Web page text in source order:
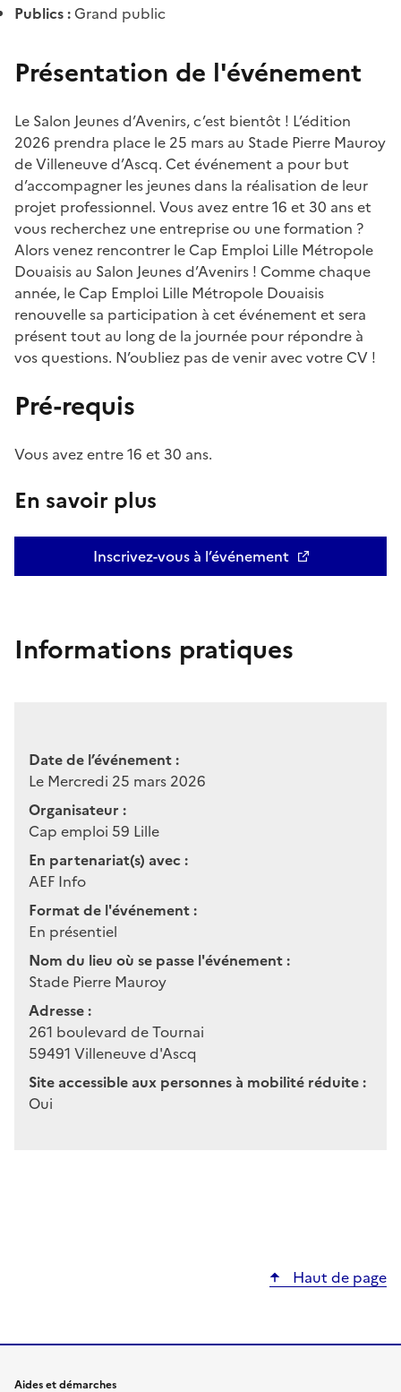
Publics :Grand public
Présentation de l'événement
Le Salon Jeunes d’Avenirs, c’est bientôt ! L’édition
2026 prendra place le 25 mars au Stade Pierre Mauroy
de Villeneuve d’Ascq. Cet événement a pour but
d’accompagner les jeunes dans la réalisation de leur
projet professionnel. Vous avez entre 16 et 30 ans et
vous recherchez une entreprise ou une formation ?
Alors venez rencontrer le Cap Emploi Lille Métropole
Douaisis au Salon Jeunes d’Avenirs ! Comme chaque
année, le Cap Emploi Lille Métropole Douaisis
renouvelle sa participation à cet événement et sera
présent tout au long de la journée pour répondre à
vos questions. N’oubliez pas de venir avec votre CV !
Pré-requis
Vous avez entre 16 et 30 ans.
En savoir plus
Inscrivez-vous à l’événement
Informations pratiques
Date de l’événement :
Le Mercredi 25 mars 2026
Organisateur :
Cap emploi 59 Lille
En partenariat(s) avec :
AEF Info
Format de l'événement :
En présentiel
Nom du lieu où se passe l'événement :
Stade Pierre Mauroy
Adresse :
261 boulevard de Tournai
59491 Villeneuve d'Ascq
Site accessible aux personnes à mobilité réduite :
Oui
Haut de page
Aides et démarches